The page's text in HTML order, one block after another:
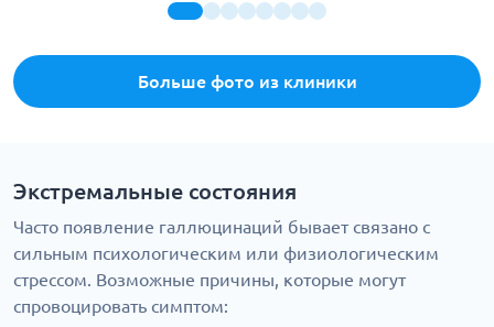
Больше фото из клиники
Экстремальные состояния
Часто появление галлюцинаций бывает связано с
сильным психологическим или физиологическим
стрессом. Возможные причины, которые могут
спровоцировать симптом: